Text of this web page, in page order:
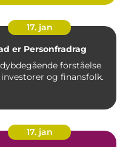
17. jan
er Personfradrag
forståelse
og finansfolk.
17. jan